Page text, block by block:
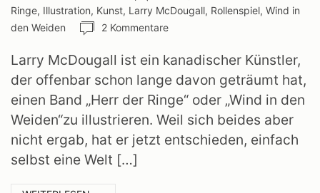
Ringe, Illustration, Kunst, Larry McDougall, Rollenspiel, Wind in
den Weiden
Anzahl
2 Kommentare
Larry McDougall ist ein kanadischer Künstler,
der offenbar schon lange davon geträumt hat,
einen Band „Herr der Ringe“ oder „Wind in den
Weiden“zu illustrieren. Weil sich beides aber
nicht ergab, hat er jetzt entschieden, einfach
selbst eine Welt […]